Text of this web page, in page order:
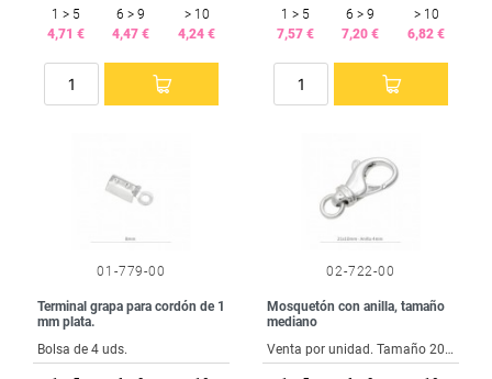
1 > 5
4,71 €
6 > 9
4,47 €
> 10
4,24 €
1 > 5
7,57 €
6 > 9
7,20 €
> 10
6,82 €
01-779-00
Terminal grapa para cordón de 1
mm plata.
Bolsa de 4 uds.
02-722-00
Mosquetón con anilla, tamaño
mediano
Venta por unidad. Tamaño 20 mm.